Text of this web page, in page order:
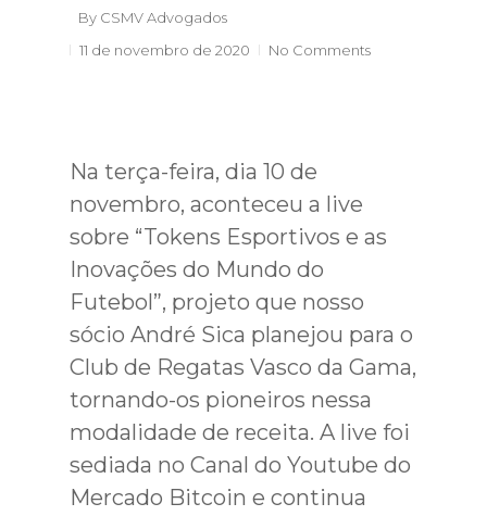
By CSMV Advogados
11 de novembro de 2020
No Comments
Na terça-feira, dia 10 de
novembro, aconteceu a live
sobre “Tokens Esportivos e as
Inovações do Mundo do
Futebol”, projeto que nosso
sócio André Sica planejou para o
Club de Regatas Vasco da Gama,
tornando-os pioneiros nessa
modalidade de receita. A live foi
sediada no Canal do Youtube do
Mercado Bitcoin e continua